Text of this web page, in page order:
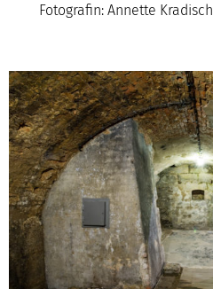
Fotografin: Annette Kradisch